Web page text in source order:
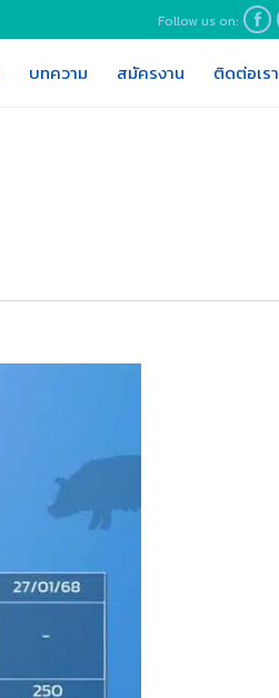
Follow us on: 
บทความ สมัครงาน ติดต่อเรา